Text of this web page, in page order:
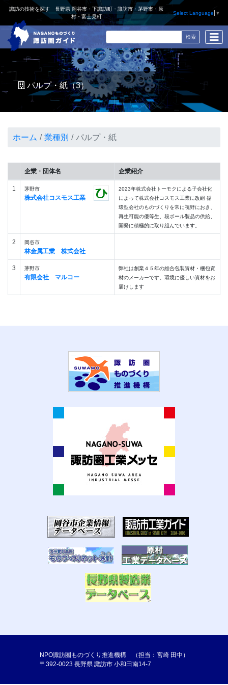
諏訪の技術を探す 長野県 岡谷市・下諏訪町・諏訪市・茅野市・原
村・富士見町
Select Language ▼
パルプ・紙（3）
ホーム 業種別 パルプ・紙
企業・団体名 企業紹介
1 茅野市
株式会社コスモス工業
2023年株式会社トーモクによる子会社化
によって株式会社コスモス工業に改組 循
環型会社のものづくりを常に視野におき、
再生可能の優等生、段ボール製品の供給、
開発に積極的に取り組んでいます。
2 岡谷市
林金属工業 株式会社
3 茅野市
有限会社 マルコー
弊社は創業４５年の総合包装資材・梱包資
材のメーカーです。環境に優しい資材をお
届けします
NPO諏訪圏ものづくり推進機構 （担当：宮崎 田中）
〒392-0023 長野県 諏訪市 小和田南14-7